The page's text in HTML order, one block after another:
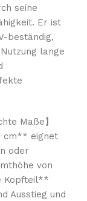
seine
Er ist
beständig,
lange
Maße】
cm** eignet
oder
von
Kopfteil**
Ausstieg und